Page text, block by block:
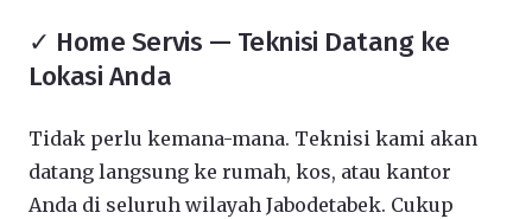
✓ Home Servis — Teknisi Datang ke
Lokasi Anda
Tidak perlu kemana-mana. Teknisi kami akan
datang langsung ke rumah, kos, atau kantor
Anda di seluruh wilayah Jabodetabek. Cukup